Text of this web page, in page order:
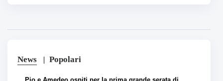
News Popolari